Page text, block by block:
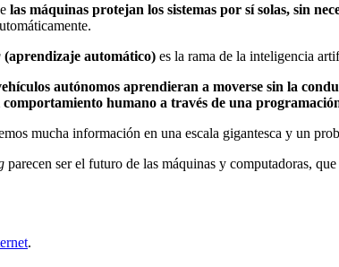
las máquinas protejan los sistemas por sí solas, sin
(aprendizaje automático) es la rama de la inteligencia
autónomos aprendieran a moverse sin la
humano a través de una
mucha información en una escala gigantesca y un
parecen ser el futuro de las máquinas y computadoras,
.